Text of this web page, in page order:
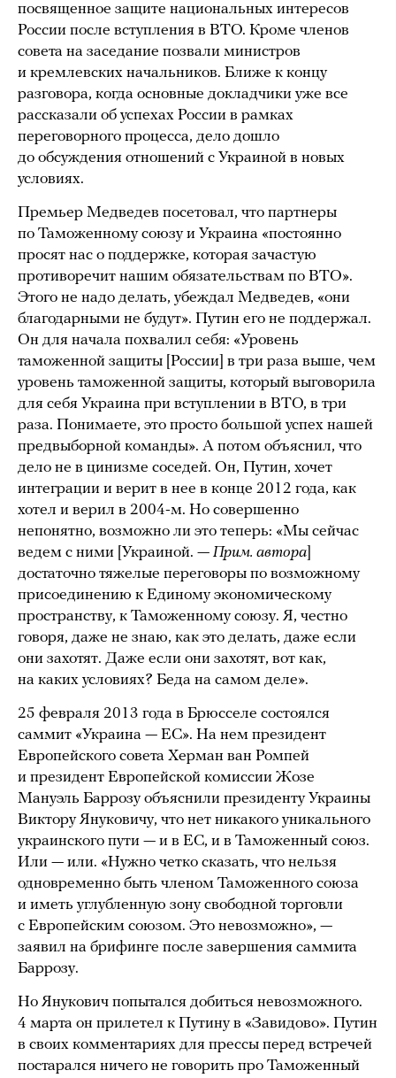
посвященное защите национальных интересов
России после вступления в ВТО. Кроме членов
совета на заседание позвали министров
и кремлевских начальников. Ближе к концу
разговора, когда основные докладчики уже все
рассказали об успехах России в рамках
переговорного процесса, дело дошло
до обсуждения отношений с Украиной в новых
условиях.
Премьер Медведев посетовал, что партнеры
по Таможенному союзу и Украина «постоянно
просят нас о поддержке, которая зачастую
противоречит нашим обязательствам по ВТО».
Этого не надо делать, убеждал Медведев, «они
благодарными не будут». Путин его не поддержал.
Он для начала похвалил себя: «Уровень
таможенной защиты [России] в три раза выше, чем
уровень таможенной защиты, который выговорила
для себя Украина при вступлении в ВТО, в три
раза. Понимаете, это просто большой успех нашей
предвыборной команды». А потом объяснил, что
дело не в цинизме соседей. Он, Путин, хочет
интеграции и верит в нее в конце 2012 года, как
хотел и верил в 2004-м. Но совершенно
непонятно, возможно ли это теперь: «Мы сейчас
ведем с ними [Украиной. — Прим. автора
достаточно тяжелые переговоры по возможному
присоединению к Единому экономическому
пространству, к Таможенному союзу. Я, честно
говоря, даже не знаю, как это делать, даже если
они захотят. Даже если они захотят, вот как,
на каких условиях? Беда на самом деле».
25 февраля 2013 года в Брюсселе состоялся
саммит «Украина — ЕС». На нем президент
Европейского совета Херман ван Ромпей
и президент Европейской комиссии Жозе
Мануэль Баррозу объяснили президенту Украины
Виктору Януковичу, что нет никакого уникального
украинского пути — и в ЕС, и в Таможенный союз.
Или — или. «Нужно четко сказать, что нельзя
одновременно быть членом Таможенного союза
и иметь углубленную зону свободной торговли
с Европейским союзом. Это невозможно», —
заявил на брифинге после завершения саммита
Баррозу.
Но Янукович попытался добиться невозможного.
4 марта он прилетел к Путину в «Завидово». Путин
в своих комментариях для прессы перед встречей
постарался ничего не говорить про Таможенный